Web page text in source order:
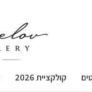
קולקציית 2026